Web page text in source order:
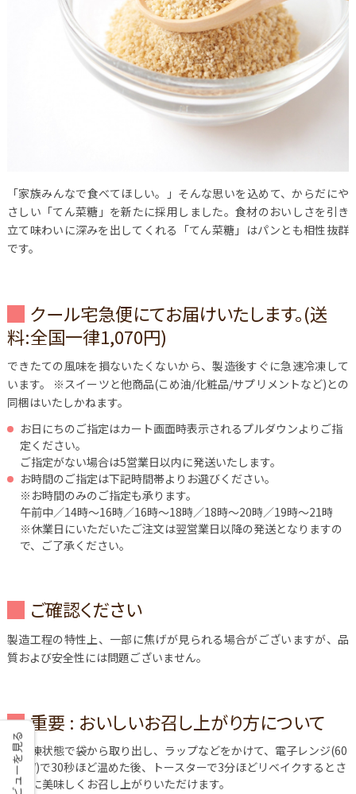
「家族みんなで食べてほしい。」そんな思いを込めて、からだにや
さしい「てん菜糖」を新たに採用しました。食材のおいしさを引き
立て味わいに深みを出してくれる「てん菜糖」はパンとも相性抜群
です。
クール宅急便にてお届けいたします。(送
料:全国一律1,070円)
できたての風味を損ないたくないから、製造後すぐに急速冷凍して
います。
※スイーツと他商品(こめ油/化粧品/サプリメントなど)との
同梱はいたしかねます。
お日にちのご指定はカート画面時表示されるプルダウンよりご指
定ください。
ご指定がない場合は5営業日以内に発送いたします。
お時間のご指定は下記時間帯よりお選びください。
※お時間のみのご指定も承ります。
午前中／14時～16時／16時～18時／18時～20時／19時～21時
※休業日にいただいたご注文は翌営業日以降の発送となりますの
で、ご了承ください。
ご確認ください
製造工程の特性上、一部に焦げが見られる場合がございますが、品
質および安全性には問題ございません。
重要 : おいしいお召し上がり方について
冷凍状態で袋から取り出し、ラップなどをかけて、電子レンジ(60
0W)で30秒ほど温めた後、トースターで3分ほどリベイクするとさ
らに美味しくお召し上がりいただけます。
レビューを見る